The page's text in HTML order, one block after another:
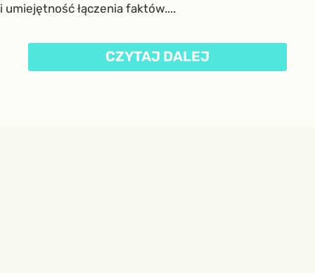
i umiejętność łączenia faktów....
CZYTAJ DALEJ